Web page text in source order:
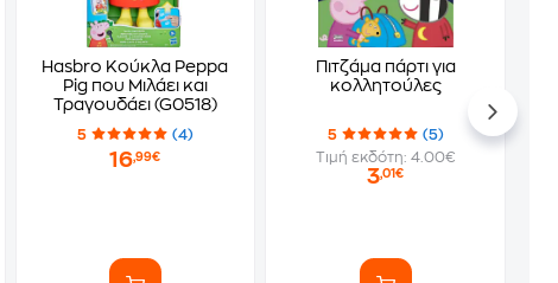
Hasbro Κούκλα Peppa
Pig που Μιλάει και
Τραγουδάει (G0518)
5 (4)
16,99€
Πιτζάμα πάρτι για
κολλητούλες
5
(5)
Τιμή εκδότη: 4.00€
3,01€